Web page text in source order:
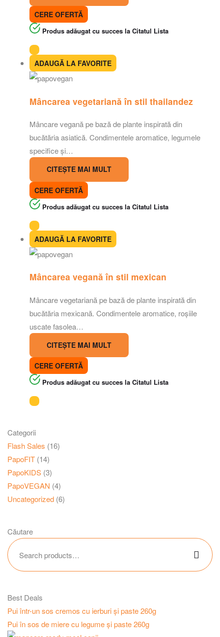
CERE OFERTĂ
Produs adăugat cu succes la Citatul Lista
ADAUGĂ LA FAVORITE
Mâncarea vegetariană în stil thailandez
Mâncare vegană pe bază de plante inspirată din
bucătăria asiatică. Condimentele aromatice, legumele
specifice și…
CITEȘTE MAI MULT
CERE OFERTĂ
Produs adăugat cu succes la Citatul Lista
ADAUGĂ LA FAVORITE
Mâncarea vegană în stil mexican
Mâncare vegetariană pe bază de plante inspirată din
bucătăria mexicană. Condimentele aromatice, roșiile
uscate fasolea…
CITEȘTE MAI MULT
CERE OFERTĂ
Produs adăugat cu succes la Citatul Lista
Categorii
Flash Sales (16)
PapoFIT (14)
PapoKIDS (3)
PapoVEGAN (4)
Uncategorized (6)
Căutare
Best Deals
Pui într-un sos cremos cu ierburi și paste 260g
Pui în sos de miere cu legume și paste 260g